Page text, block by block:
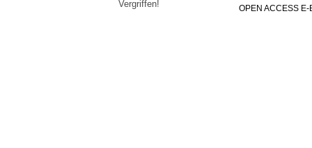
Ver­grif­fen! OPEN AC­CESS E-